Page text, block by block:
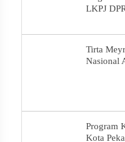
LKPJ
Tirta
Nasional
Program
Kota